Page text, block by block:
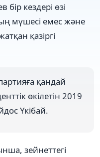
кездері өзі
мүшесі емес және
қазіргі
қандай
өкілетін 2019
Үкібай.
зейнеттегі